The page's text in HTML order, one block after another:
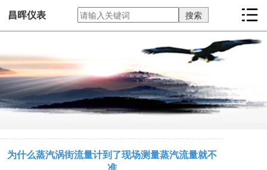
昌晖仪表
为什么蒸汽涡街流量计到了现场测量蒸汽流量就不